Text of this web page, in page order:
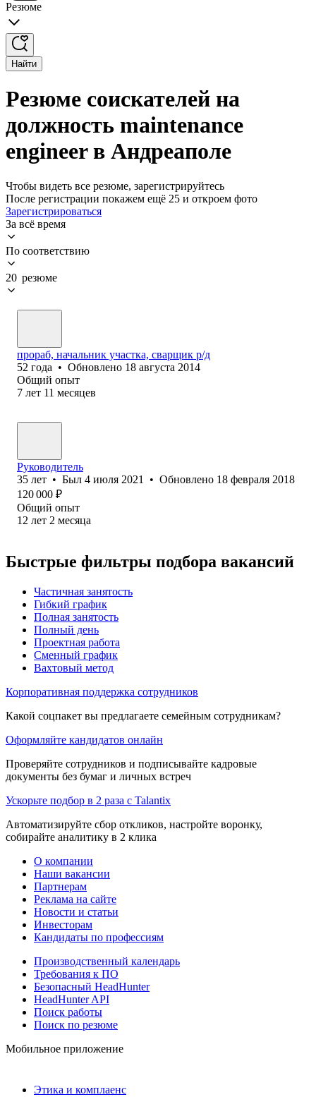
Резюме
Найти
Резюме соискателей на
должность maintenance
engineer в Андреаполе
Чтобы видеть все резюме, зарегистрируйтесь
После регистрации покажем ещё 25 и откроем фото
Зарегистрироваться
За всё время
По соответствию
20 резюме
прораб, начальник участка, сварщик р/д
52 года • Обновлено 18 августа 2014
Общий опыт
7 лет 11 месяцев
Руководитель
35 лет • Был 4 июля 2021 • Обновлено 18 февраля 2018
120 000 ₽
Общий опыт
12 лет 2 месяца
Быстрые фильтры подбора вакансий
Частичная занятость
Гибкий график
Полная занятость
Полный день
Проектная работа
Сменный график
Вахтовый метод
Корпоративная поддержка сотрудников
Какой соцпакет вы предлагаете семейным сотрудникам?
Оформляйте кандидатов онлайн
Проверяйте сотрудников и подписывайте кадровые
документы без бумаг и личных встреч
Ускорьте подбор в 2 раза с Talantix
Автоматизируйте сбор откликов, настройте воронку,
собирайте аналитику в 2 клика
О компании
Наши вакансии
Партнерам
Реклама на сайте
Новости и статьи
Инвесторам
Кандидаты по профессиям
Производственный календарь
Требования к ПО
Безопасный HeadHunter
HeadHunter API
Поиск работы
Поиск по резюме
Мобильное приложение
Этика и комплаенс